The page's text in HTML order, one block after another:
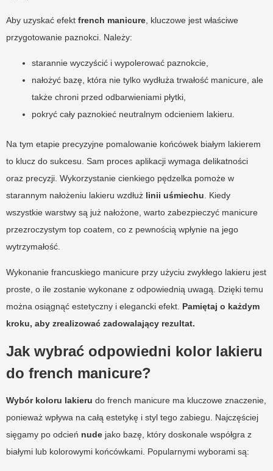
Aby uzyskać efekt french manicure , kluczowe jest właściwe
przygotowanie paznokci. Należy:
starannie wyczyścić i wypolerować paznokcie,
nałożyć bazę, która nie tylko wydłuża trwałość manicure, ale
także chroni przed odbarwieniami płytki,
pokryć cały paznokieć neutralnym odcieniem lakieru.
Na tym etapie precyzyjne pomalowanie końcówek białym lakierem
to klucz do sukcesu. Sam proces aplikacji wymaga delikatności
oraz precyzji. Wykorzystanie cienkiego pędzelka pomoże w
starannym nałożeniu lakieru wzdłuż linii uśmiechu . Kiedy
wszystkie warstwy są już nałożone, warto zabezpieczyć manicure
przezroczystym top coatem, co z pewnością wpłynie na jego
wytrzymałość.
Wykonanie francuskiego manicure przy użyciu zwykłego lakieru jest
proste, o ile zostanie wykonane z odpowiednią uwagą. Dzięki temu
można osiągnąć estetyczny i elegancki efekt. Pamiętaj o każdym
kroku, aby zrealizować zadowalający rezultat.
Jak wybrać odpowiedni kolor lakieru
do french manicure?
Wybór koloru lakieru do french manicure ma kluczowe znaczenie,
ponieważ wpływa na całą estetykę i styl tego zabiegu. Najczęściej
sięgamy po odcień nude jako bazę, który doskonale współgra z
białymi lub kolorowymi końcówkami. Popularnymi wyborami są: